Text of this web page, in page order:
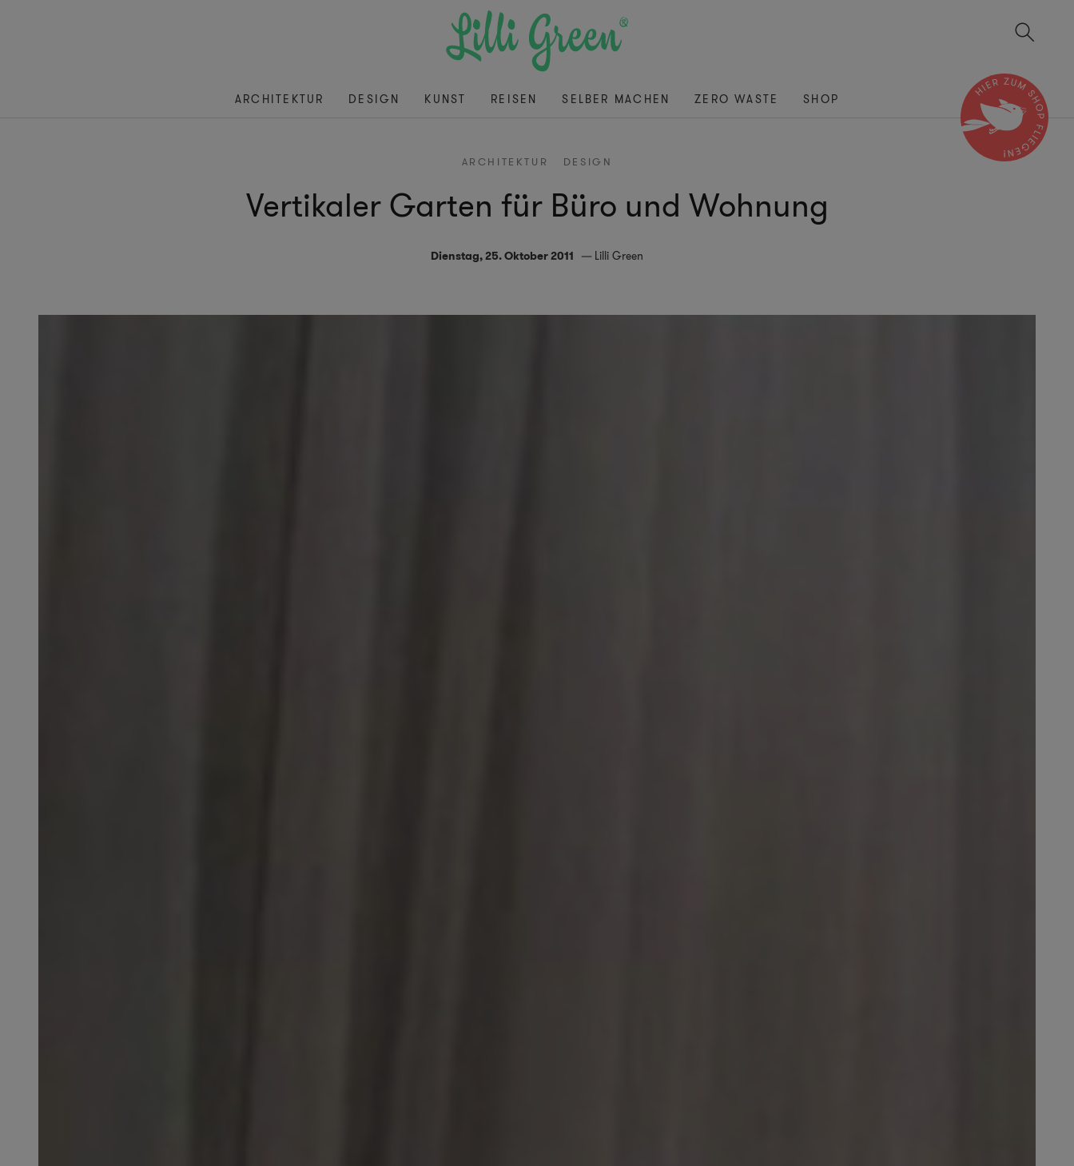
ARCHITEKTUR DESIGN KUNST REISEN SELBER MACHEN ZERO WASTE SHOP
ARCHITEKTUR DESIGN
Vertikaler Garten für Büro und Wohnung
Dienstag, 25. Oktober 2011 Lilli Green